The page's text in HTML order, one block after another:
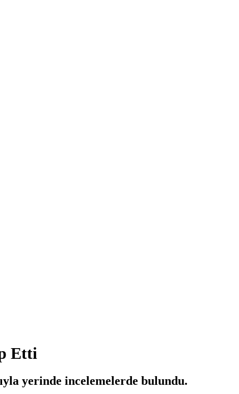
Etti
yerinde incelemelerde bulundu.